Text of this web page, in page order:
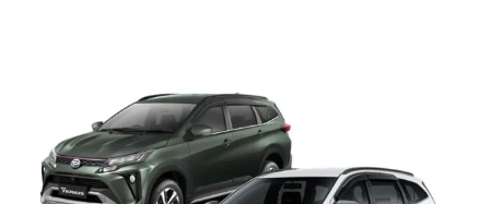
Yogyakarta